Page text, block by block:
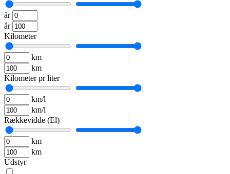
år
år
Kilometer
km
km
Kilometer pr liter
km/l
km/l
Rækkevidde (El)
km
km
Udstyr